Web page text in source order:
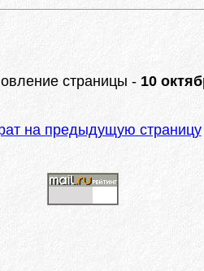
страницы - 10
на предыдущую страницу